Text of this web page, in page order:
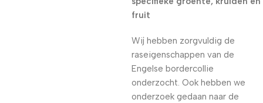
fruit
Wij hebben zorgvuldig de
raseigenschappen van de
Engelse bordercollie
onderzocht. Ook hebben we
onderzoek gedaan naar de